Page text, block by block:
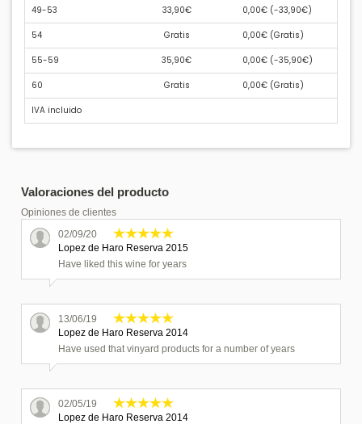
49-53 33,90€ 0,00€ (-33,90€)
54 Gratis 0,00€ (Gratis)
55-59 35,90€ 0,00€ (-35,90€)
60 Gratis 0,00€ (Gratis)
IVA incluido
Valoraciones del producto
Opiniones de clientes
02/09/20
Lopez de Haro Reserva 2015
Have liked this wine for years
13/06/19
Lopez de Haro Reserva 2014
Have used that vinyard products for a number of years
02/05/19
Lopez de Haro Reserva 2014